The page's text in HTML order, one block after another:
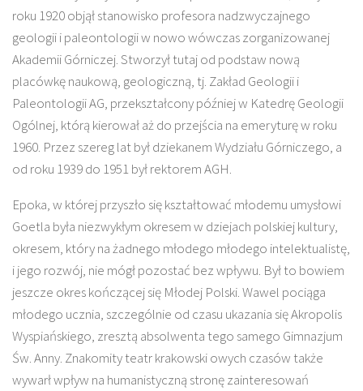
roku 1920 objął stanowisko profesora nadzwyczajnego
geologii i paleontologii w nowo wówczas zorganizowanej
Akademii Górniczej. Stworzył tutaj od podstaw nową
placówkę naukową, geologiczną, tj. Zakład Geologii i
Paleontologii AG, przekształcony później w Katedrę Geologii
Ogólnej, którą kierował aż do przejścia na emeryturę w roku
1960. Przez szereg lat był dziekanem Wydziału Górniczego, a
od roku 1939 do 1951 był rektorem AGH.
Epoka, w której przyszło się kształtować młodemu umysłowi
Goetla była niezwykłym okresem w dziejach polskiej kultury,
okresem, który na żadnego młodego młodego intelektualistę,
i jego rozwój, nie mógł pozostać bez wpływu. Był to bowiem
jeszcze okres kończącej się Młodej Polski. Wawel pociąga
młodego ucznia, szczególnie od czasu ukazania się Akropolis
Wyspiańskiego, zresztą absolwenta tego samego Gimnazjum
Św. Anny. Znakomity teatr krakowski owych czasów także
wywarł wpływ na humanistyczną stronę zainteresowań